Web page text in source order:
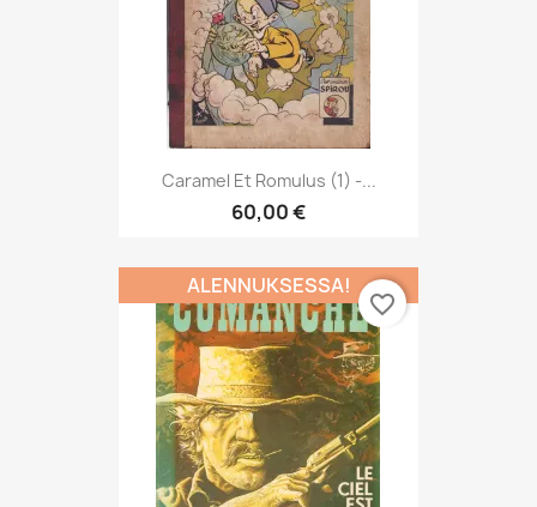
Caramel Et Romulus (1) -...
60,00 €
ALENNUKSESSA!
favorite_border